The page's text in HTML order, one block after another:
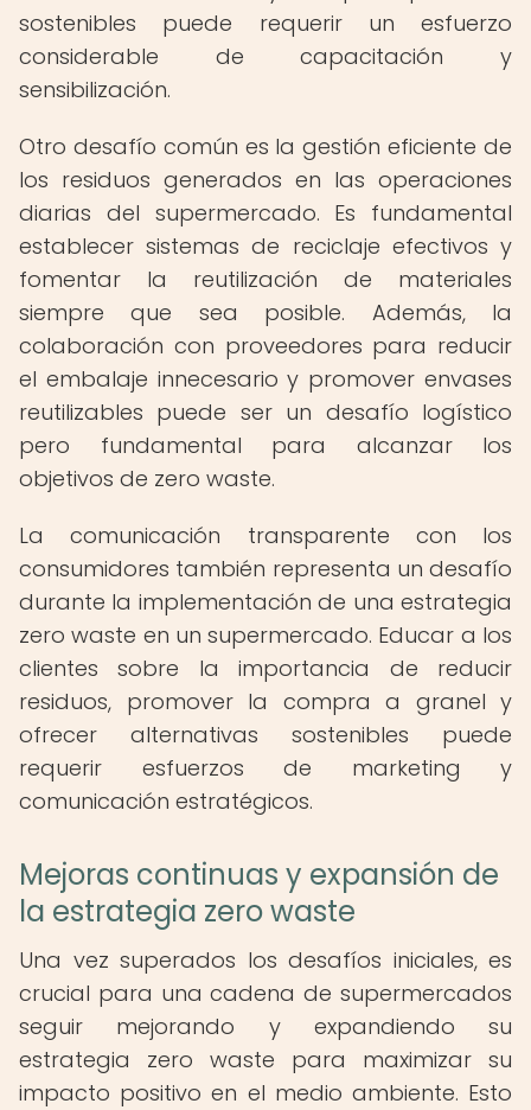
sostenibles puede requerir un esfuerzo
considerable de capacitación y
sensibilización.
Otro desafío común es la gestión eficiente de
los residuos generados en las operaciones
diarias del supermercado. Es fundamental
establecer sistemas de reciclaje efectivos y
fomentar la reutilización de materiales
siempre que sea posible. Además, la
colaboración con proveedores para reducir
el embalaje innecesario y promover envases
reutilizables puede ser un desafío logístico
pero fundamental para alcanzar los
objetivos de zero waste.
La comunicación transparente con los
consumidores también representa un desafío
durante la implementación de una estrategia
zero waste en un supermercado. Educar a los
clientes sobre la importancia de reducir
residuos, promover la compra a granel y
ofrecer alternativas sostenibles puede
requerir esfuerzos de marketing y
comunicación estratégicos.
Mejoras continuas y expansión de
la estrategia zero waste
Una vez superados los desafíos iniciales, es
crucial para una cadena de supermercados
seguir mejorando y expandiendo su
estrategia zero waste para maximizar su
impacto positivo en el medio ambiente. Esto